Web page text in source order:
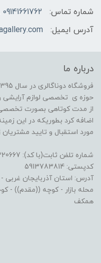
شماره تماس:
09141661762 , 04442220667
آدرس ایمیل:
درباره ما
حوزه ی تخصصی لوازم
از مدت کوتاهی بصورت
اضافه کرد بطوریکه در این
مورد استقبال و تایید مشتریان
شماره تلفن ثابت(با کد): 04442220667
کدپستی: 5913783814
آدرس: استان آذربایجان غربی
همکف